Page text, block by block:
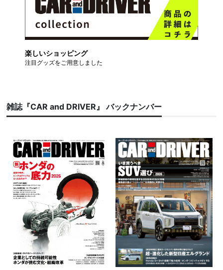
楽しいショッピング
注目グッズをご用意しました
雑誌『CAR and DRIVER』 バックナンバー